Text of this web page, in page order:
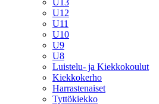
U12
U11
U10
U9
U8
Luistelu- ja Kiekkokoulut
Kiekkokerho
Harrastenaiset
Tyttökiekko